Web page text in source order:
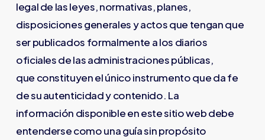
legal de las leyes, normativas, planes,
disposiciones generales y actos que tengan que
ser publicados formalmente a los diarios
oficiales de las administraciones públicas,
que constituyen el único instrumento que da fe
de su autenticidad y contenido. La
información disponible en este sitio web debe
entenderse como una guía sin propósito